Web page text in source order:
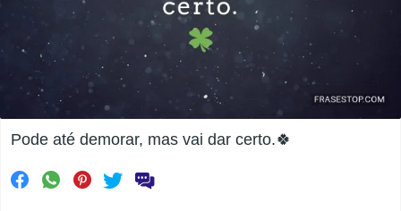
Pode até demorar, mas vai dar certo.🍀